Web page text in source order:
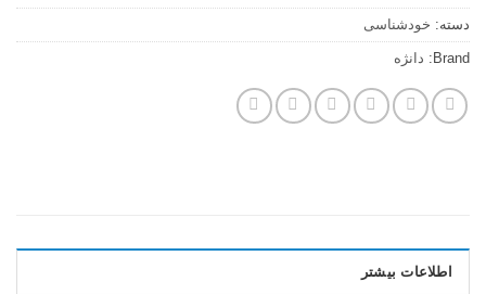
دسته: خودشناسی
Brand: دانژه
اطلاعات بیشتر